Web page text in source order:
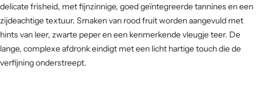
delicate frisheid, met fijnzinnige, goed geïntegreerde tannines en een
zijdeachtige textuur. Smaken van rood fruit worden aangevuld met
hints van leer, zwarte peper en een kenmerkende vleugje teer. De
lange, complexe afdronk eindigt met een licht hartige touch die de
verfijning onderstreept.